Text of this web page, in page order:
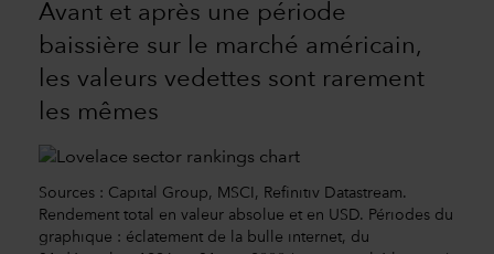
Avant et après une période
baissière sur le marché américain,
les valeurs vedettes sont rarement
les mêmes
Sources : Capital Group, MSCI, Refinitiv Datastream.
Rendement total en valeur absolue et en USD. Périodes du
graphique : éclatement de la bulle internet, du